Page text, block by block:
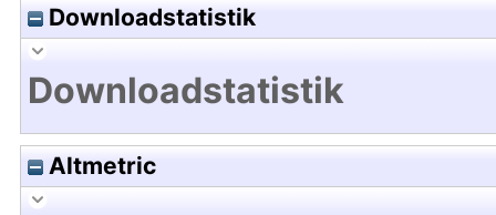
Downloadstatistik
Downloadstatistik
Altmetric